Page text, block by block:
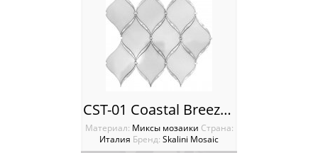
CST-01 Coastal Breeze Мозаика Artistic Stone Coastal
Материал: Миксы мозаики Cтрана:
Италия Бренд: Skalini Mosaic